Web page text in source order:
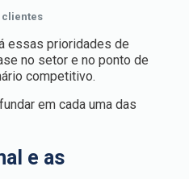
clientes
essas prioridades de
no setor e no ponto de
competitivo.
em cada uma das
e as